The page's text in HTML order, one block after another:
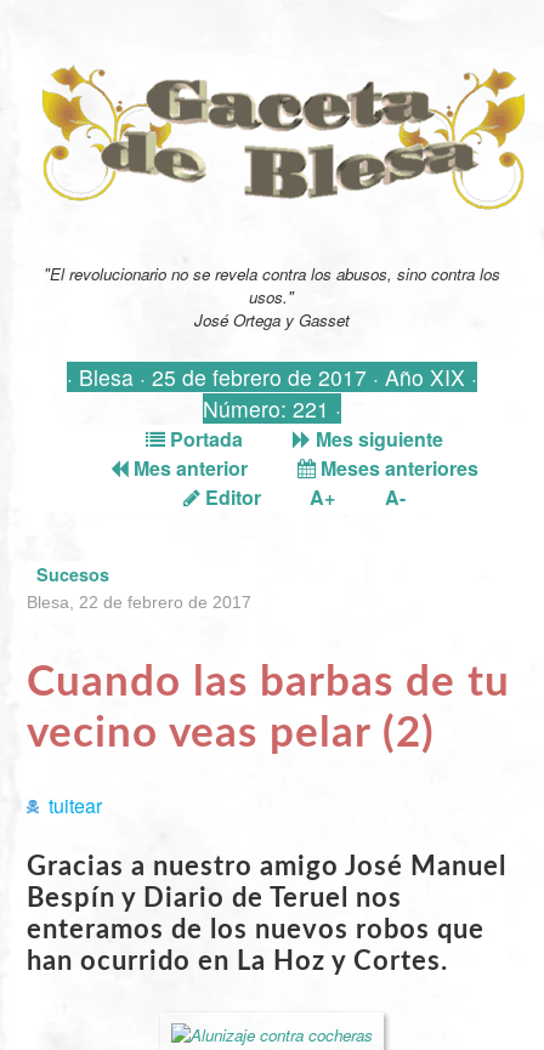
"El revolucionario no se revela contra los abusos, sino contra los
usos."
José Ortega y Gasset
· Blesa · 25 de febrero de 2017 · Año XIX ·
Número: 221 ·
Portada
Mes siguiente
Mes anterior
Meses anteriores
Editor
A+ A-
Sucesos
Blesa, 22 de febrero de 2017
Cuando las barbas de tu
vecino veas pelar (2)
tuitear
Gracias a nuestro amigo José Manuel
Bespín y Diario de Teruel nos
enteramos de los nuevos robos que
han ocurrido en La Hoz y Cortes.